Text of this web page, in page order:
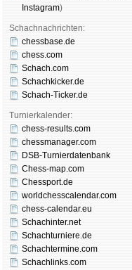
Insta­gram)
Schachnachrichten:
chessbase.de
chess.com
Schach.com
Schachkicker.de
Schach-Ticker.de
Turnierkalender:
chess-results.com
chessmanager.com
DSB-Turnierdatenbank
Chess-map.com
Chessport.de
worldchesscalendar.com
chess-calendar.eu
Schachinter.net
Schachturniere.de
Schachtermine.com
Schachlinks.com